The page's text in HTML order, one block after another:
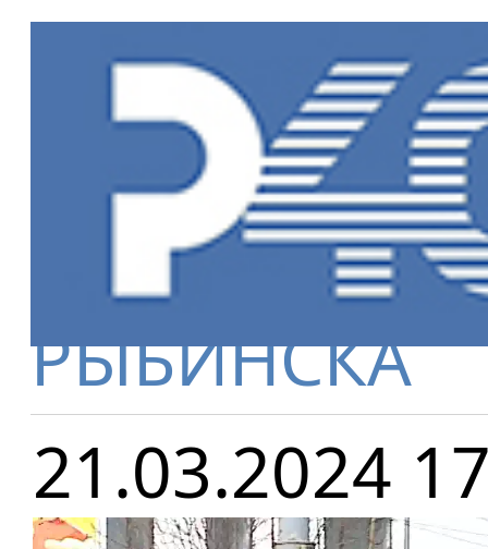
Главная»
НОВАЯ
РЫБИНСКА
21.03.2024